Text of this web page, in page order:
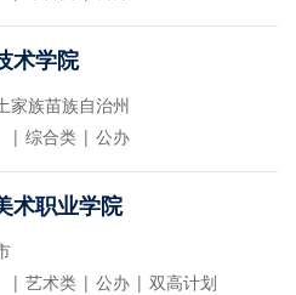
术学院
家族苗族自治州
| 综合类 | 公办
术职业学院
| 艺术类 | 公办 | 双高计划